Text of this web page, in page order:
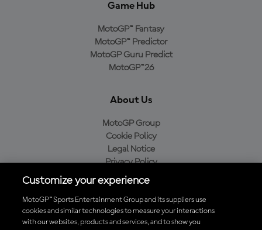
Game Hub
MotoGP™ Fantasy
MotoGP™ Predictor
MotoGP Guru Predict
MotoGP™26
About Us
MotoGP Group
Cookie Policy
Legal Notice
Privacy Policy
Purchase Policy
Baixe o aplicativo oficial da MotoGP™
Customize your experience
MotoGP™ Sports Entertainment Group and its suppliers use
cookies and similar technologies to measure your interactions
with our websites, products and services, and to show you